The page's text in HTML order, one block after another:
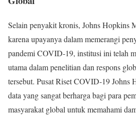
Selain penyakit kronis, Johns Hopkins
karena upayanya dalam memerangi
pandemi COVID-19, institusi ini telah
utama dalam penelitian dan respons
tersebut. Pusat Riset COVID-19 Johns
data yang sangat berharga bagi para
masyarakat global untuk memahami